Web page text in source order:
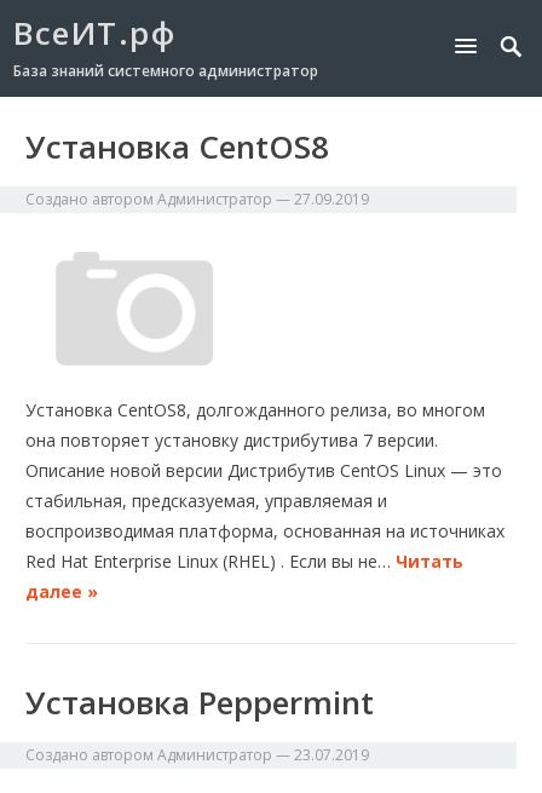
ВсеИТ.рф
База знаний системного администратор
Установка CentOS8
Создано авторомАдминистратор —27.09.2019
Установка CentOS8, долгожданного релиза, во многом
она повторяет установку дистрибутива 7 версии.
Описание новой версии Дистрибутив CentOS Linux — это
стабильная, предсказуемая, управляемая и
воспроизводимая платформа, основанная на источниках
Red Hat Enterprise Linux (RHEL) . Если вы не… Читать
далее »
Установка Peppermint
Создано авторомАдминистратор —23.07.2019